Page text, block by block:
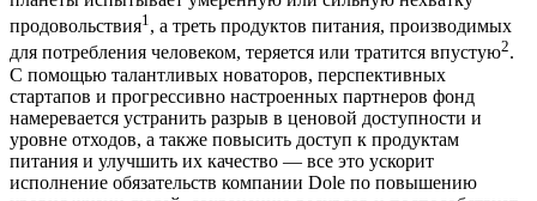
продовольствия1 , а треть продуктов питания, производимых
для потребления человеком, теряется или тратится впустую2.
С помощью талантливых новаторов, перспективных
стартапов и прогрессивно настроенных партнеров фонд
намеревается устранить разрыв в ценовой доступности и
уровне отходов, а также повысить доступ к продуктам
питания и улучшить их качество — все это ускорит
исполнение обязательств компании Dole по повышению